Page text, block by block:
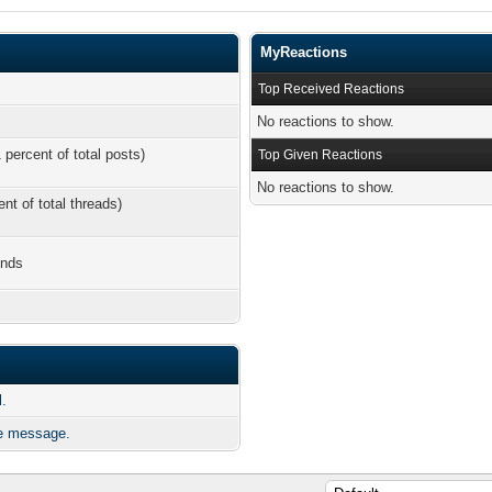
percent of total posts)
of total threads)
message.
MyReactions
Top Received Reactions
No reactions to show.
Top Given Reactions
No reactions to show.